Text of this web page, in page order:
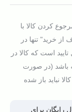
کردن کالا با
از خرید" تنها در
است که کالا در
باشد (در صورت
نباید باز شده
رایگان برای